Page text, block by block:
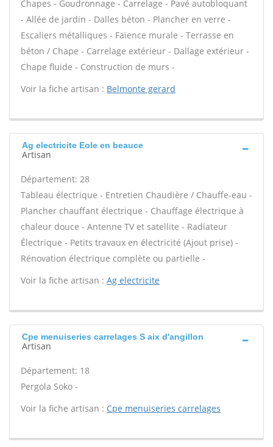
Chapes - Goudronnage - Carrelage - Pavé autobloquant
- Allée de jardin - Dalles béton - Plancher en verre -
Escaliers métalliques - Faïence murale - Terrasse en
béton / Chape - Carrelage extérieur - Dallage extérieur -
Chape fluide - Construction de murs -
Voir la fiche artisan : Belmonte gerard
Ag electricite Eole en beauce
Artisan
Département: 28
Tableau électrique - Entretien Chaudière / Chauffe-eau -
Plancher chauffant électrique - Chauffage électrique à
chaleur douce - Antenne TV et satellite - Radiateur
Électrique - Petits travaux en électricité (Ajout prise) -
Rénovation électrique complète ou partielle -
Voir la fiche artisan : Ag electricite
Cpe menuiseries carrelages S aix d'angillon
Artisan
Département: 18
Pergola Soko -
Voir la fiche artisan : Cpe menuiseries carrelages